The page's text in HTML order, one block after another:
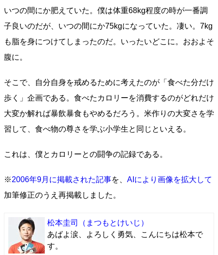
いつの間にか肥えていた。僕は体重68kg程度の時が一番調
子良いのだが、いつの間にか75kgになっていた。凄い。7kg
も脂を身につけてしまったのだ。いったいどこに。おおよそ
腹に。
そこで、自分自身を戒めるために考えたのが「食べた分だけ
歩く」企画である。食べたカロリーを消費するのがどれだけ
大変か解れば暴飲暴食もやめるだろう。米作りの大変さを学
習して、食べ物の尊さを学ぶ小学生と同じといえる。
これは、僕とカロリーとの闘争の記録である。
※2006年9月に掲載された記事を、 AIにより画像を拡大して
加筆修正のうえ再掲載しました。
松本圭司
（まつもとけいじ）
あばよ涙、よろしく勇気、こんにちは松本で
す。